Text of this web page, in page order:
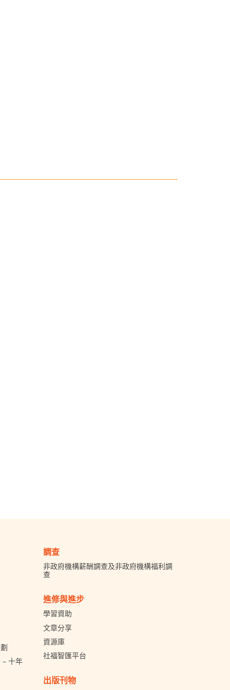
– 十年
調查
非政府機構薪酬調查及非政府機構福利調
查
進修與進步
學習資助
文章分享
資源庫
社福智匯平台
出版刊物